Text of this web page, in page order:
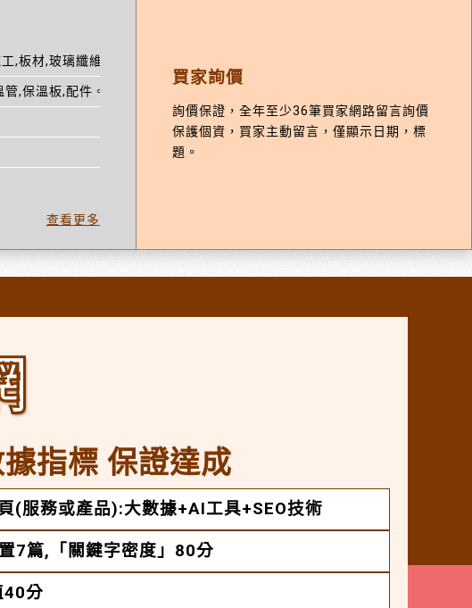
,板材,玻璃纖維繩。
,保溫板,配件。AI演算:管道保溫。
查看更多
買家詢價
詢價保證，全年至少36筆買家網路留言詢價
保護個資，買家主動留言，僅顯示日期，標
題。
指標 保證達成
(服務或產品):大數據+AI工具+SEO技術
7篇,「關鍵字密度」80分
40分